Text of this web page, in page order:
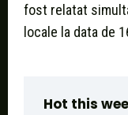
fost relatat
locale la data de
Hot this